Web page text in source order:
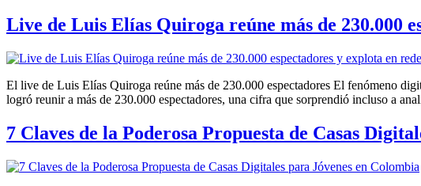
Live de Luis Elías Quiroga reúne más de 230.000
El live de Luis Elías Quiroga reúne más de 230.000 espectadores El fenómeno
logró reunir a más de 230.000 espectadores, una cifra que sorprendió incluso a
7 Claves de la Poderosa Propuesta de Casas